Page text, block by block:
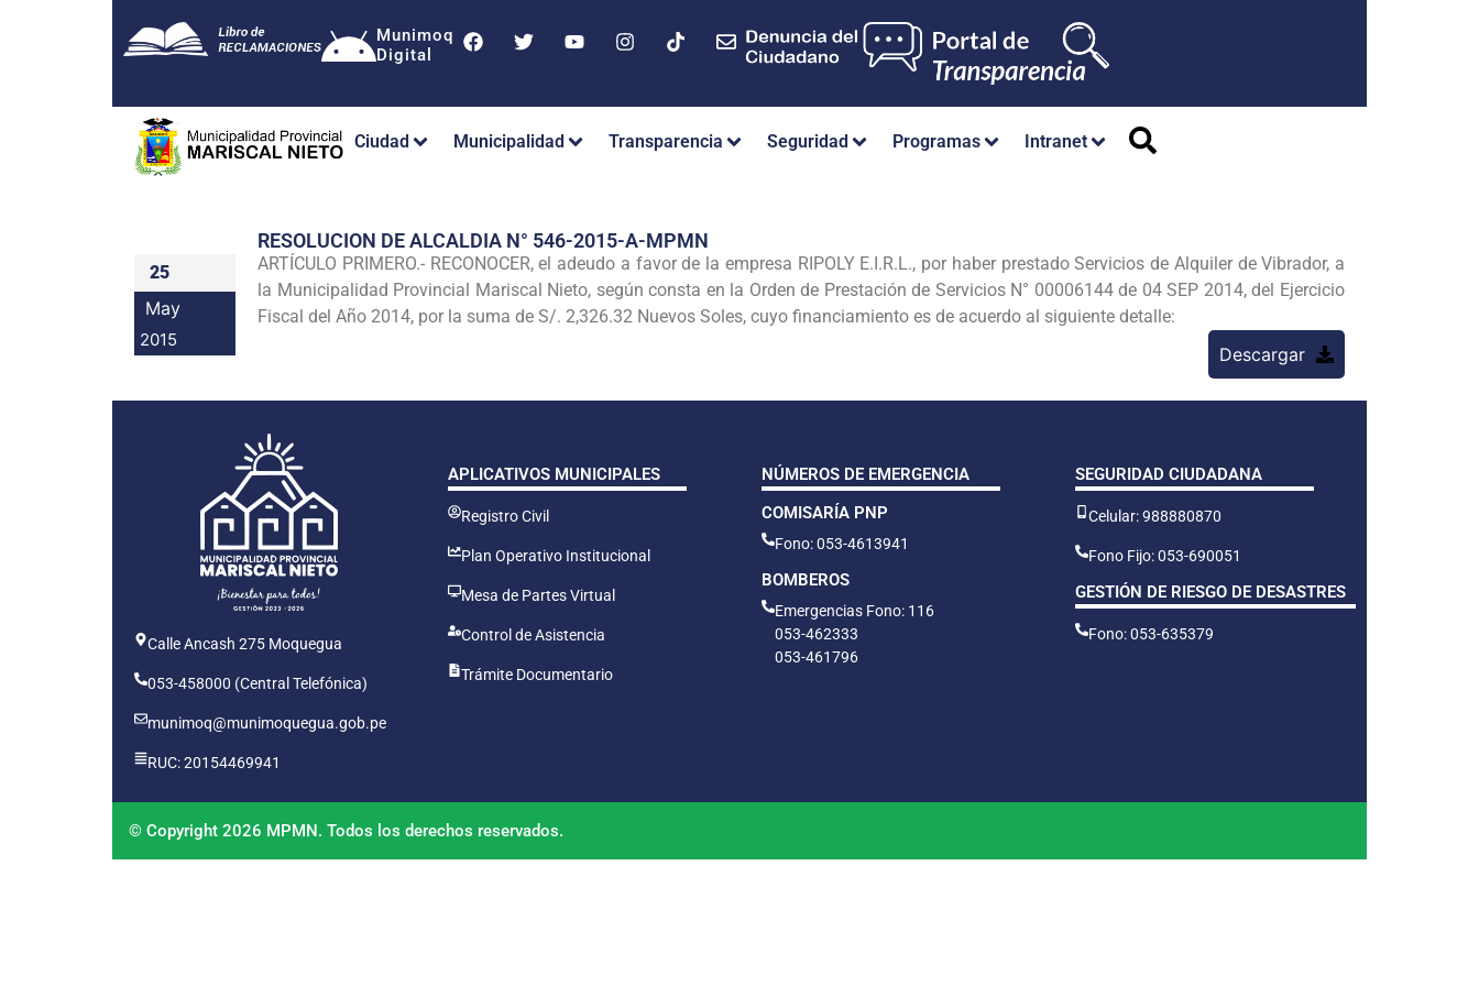
Munimoq
Digital
Ciudad Municipalidad Transparencia Seguridad Programas Intranet
25
May
2015
RESOLUCION DE ALCALDIA N° 546-2015-A-MPMN
ARTÍCULO PRIMERO.- RECONOCER, el adeudo a favor de la empresa RIPOLY E.I.R.L., por haber prestado Servicios de Alquiler de Vibrador, a
la Municipalidad Provincial Mariscal Nieto, según consta en la Orden de Prestación de Servicios N° 00006144 de 04 SEP 2014, del Ejercicio
Fiscal del Año 2014, por la suma de S/. 2,326.32 Nuevos Soles, cuyo financiamiento es de acuerdo al siguiente detalle:
Descargar
Calle Ancash 275 Moquegua
053-458000 (Central Telefónica)
munimoq@munimoquegua.gob.pe
RUC: 20154469941
APLICATIVOS MUNICIPALES
Registro Civil
Plan Operativo Institucional
Mesa de Partes Virtual
Control de Asistencia
Trámite Documentario
NÚMEROS DE EMERGENCIA
COMISARÍA PNP
Fono: 053-4613941
BOMBEROS
Emergencias Fono: 116
053-462333
053-461796
SEGURIDAD CIUDADANA
Celular: 988880870
Fono Fijo: 053-690051
GESTIÓN DE RIESGO DE DESASTRES
Fono: 053-635379
© Copyright 2026 MPMN. Todos los derechos reservados.